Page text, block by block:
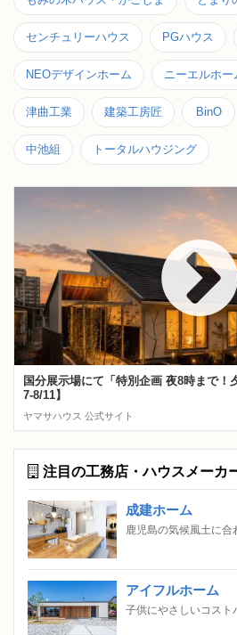
センチュリーハウス PGハウス
NEOデザインホーム ニーエルホー
津曲工業 建築工房匠 BinO
中池組 トータルハウジング
国分展示場にて「特別企画 夜8時まで！
7-8/11】
ヤマサハウス 公式サイト
注目の工務店・ハウスメーカ
成建ホーム
鹿児島の気候風土に
アイフルホーム
子供にやさしいコスト